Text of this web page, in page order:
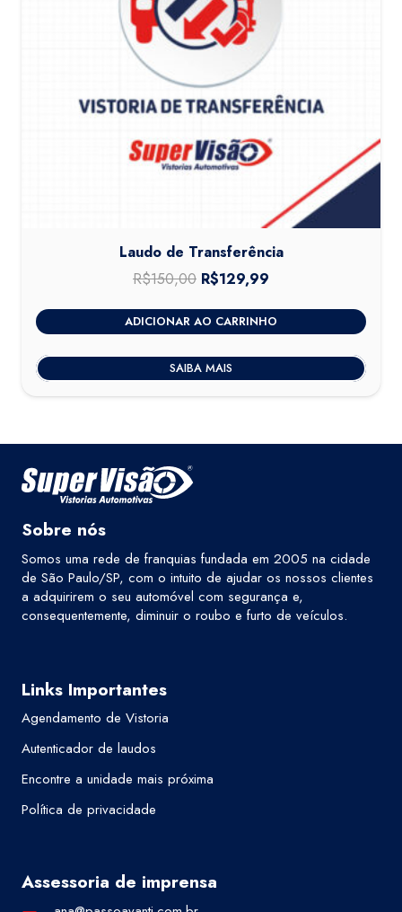
Laudo de Transferência
R$150,00 O
preço
original
era:
R$150,00.
R$129,99
preço
atual
é:
R$129,99.
ADICIONAR AO CARRINHO
SAIBA MAIS
Sobre nós
Somos uma rede de franquias fundada em 2005 na cidade
de São Paulo/SP, com o intuito de ajudar os nossos clientes
a adquirirem o seu automóvel com segurança e,
consequentemente, diminuir o roubo e furto de veículos.
Links Importantes
Agendamento de Vistoria
Autenticador de laudos
Encontre a unidade mais próxima
Política de privacidade
Assessoria de imprensa